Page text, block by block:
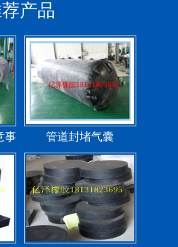
产品管道堵水气囊
事
管道封堵气囊